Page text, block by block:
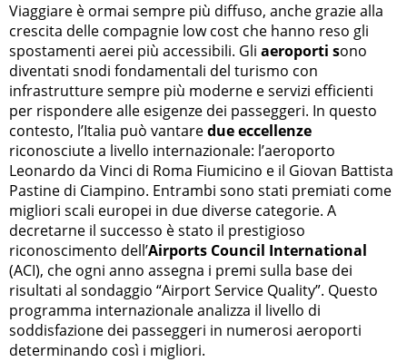
Viaggiare è ormai sempre più diffuso, anche grazie alla
crescita delle compagnie low cost che hanno reso gli
spostamenti aerei più accessibili. Gli aeroporti sono
diventati snodi fondamentali del turismo con
infrastrutture sempre più moderne e servizi efficienti
per rispondere alle esigenze dei passeggeri. In questo
contesto, l’Italia può vantaredue eccellenze
riconosciute a livello internazionale: l’aeroporto
Leonardo da Vinci di Roma Fiumicino e il Giovan Battista
Pastine di Ciampino. Entrambi sono stati premiati come
migliori scali europei in due diverse categorie. A
decretarne il successo è stato il prestigioso
riconoscimento dell’Airports Council International
(ACI), che ogni anno assegna i premi sulla base dei
risultati al sondaggio “Airport Service Quality”. Questo
programma internazionale analizza il livello di
soddisfazione dei passeggeri in numerosi aeroporti
determinando così i migliori.